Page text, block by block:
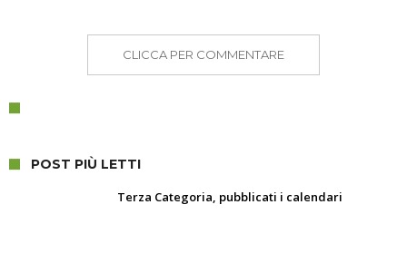
CLICCA PER COMMENTARE
POST PIÙ LETTI
Terza Categoria, pubblicati i calendari